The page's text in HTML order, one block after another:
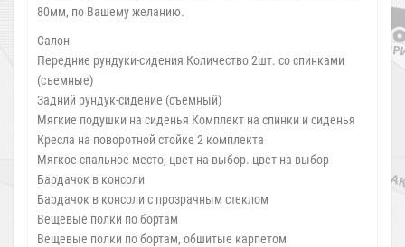
80мм, по Вашему желанию.
Салон
Передние рундуки-сидения Количество 2шт. со спинками
(съемные)
Задний рундук-сидение (съемный)
Мягкие подушки на сиденья Комплект на спинки и сиденья
Кресла на поворотной стойке 2 комплекта
Мягкое спальное место, цвет на выбор. цвет на выбор
Бардачок в консоли
Бардачок в консоли с прозрачным стеклом
Вещевые полки по бортам
Вещевые полки по бортам, обшитые карпетом